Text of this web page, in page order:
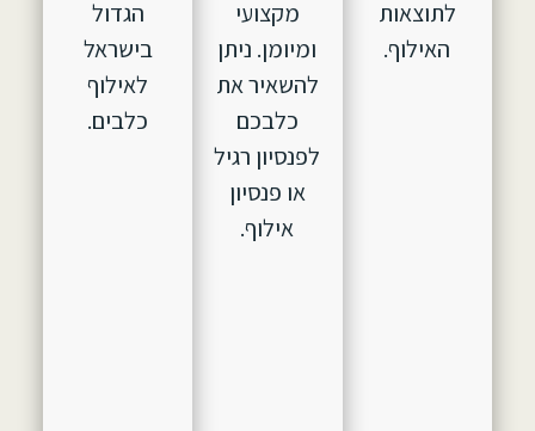
לתוצאות
האילוף.
מקצועי
ומיומן. ניתן
להשאיר את
כלבכם
לפנסיון רגיל
או פנסיון
אילוף.
הגדול
בישראל
לאילוף
כלבים.